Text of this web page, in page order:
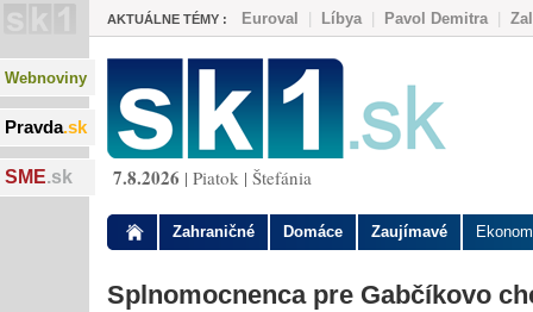
Webnoviny
Pravda.sk
SME.sk
AKTUÁLNE TÉMY : Euroval Líbya| Pavol Demitra|
7.8.2026 | Piatok | Štefánia
Zahraničné Domáce Zaujímavé
Splnomocnenca pre Gabčíkovo